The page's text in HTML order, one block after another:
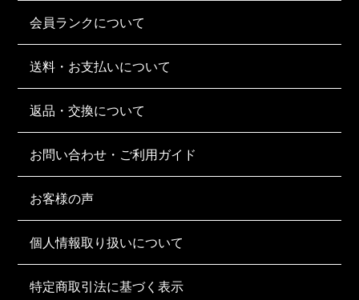
会員ランクについて
送料・お支払いについて
返品・交換について
お問い合わせ・ご利用ガイド
お客様の声
個人情報取り扱いについて
特定商取引法に基づく表示